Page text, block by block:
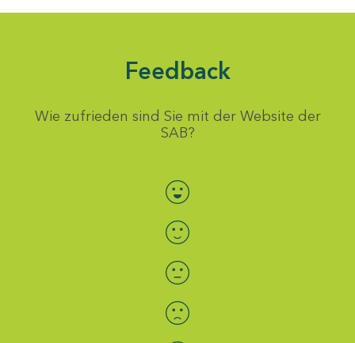
Feedback
Wie zufrieden sind Sie mit der Website der
SAB?
Bewertung auswählen